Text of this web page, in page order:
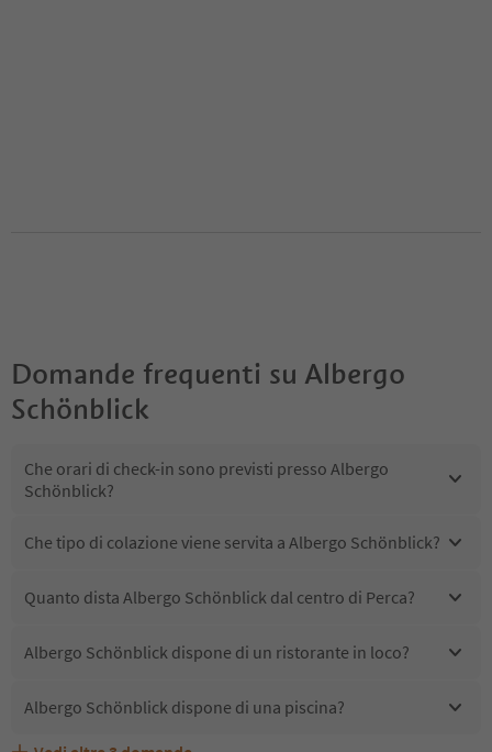
Domande frequenti su Albergo
Schönblick
Che orari di check-in sono previsti presso Albergo
Schönblick?
Che tipo di colazione viene servita a Albergo Schönblick?
Quanto dista Albergo Schönblick dal centro di Perca?
Albergo Schönblick dispone di un ristorante in loco?
Albergo Schönblick dispone di una piscina?